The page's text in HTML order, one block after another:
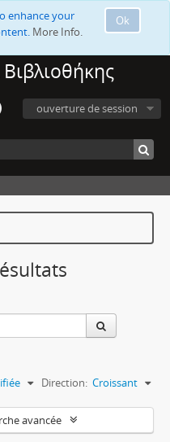
Ok
enhance your
More Info.
ouverture de session
Direction: Croissant
avancée